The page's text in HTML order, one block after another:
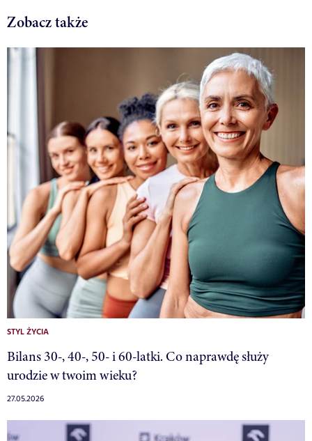
Zobacz także
STYL ŻYCIA
Bilans 30-, 40-, 50- i 60-latki. Co naprawdę służy
urodzie w twoim wieku?
27.05.2026